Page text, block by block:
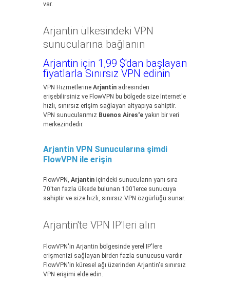
var.
Arjantin ülkesindeki VPN
sunucularına bağlanın
Arjantin için 1,99 $'dan başlayan
fiyatlarla Sınırsız VPN edinin
VPN Hizmetlerine Arjantin adresinden
erişebilirsiniz ve FlowVPN bu bölgede size İnternet'e
hızlı, sınırsız erişim sağlayan altyapıya sahiptir.
VPN sunucularımız Buenos Aires'e yakın bir veri
merkezindedir.
Arjantin VPN Sunucularına şimdi
FlowVPN ile erişin
FlowVPN, Arjantin içindeki sunucuların yanı sıra
70'ten fazla ülkede bulunan 100'lerce sunucuya
sahiptir ve size hızlı, sınırsız VPN özgürlüğü sunar.
Arjantin'te VPN IP'leri alın
FlowVPN'in Arjantin bölgesinde yerel IP'lere
erişmenizi sağlayan birden fazla sunucusu vardır.
FlowVPN'in küresel ağı üzerinden Arjantin'e sınırsız
VPN erişimi elde edin.